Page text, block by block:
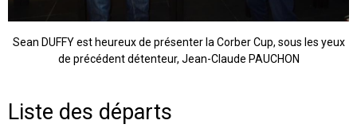
Sean DUFFY est heureux de présenter la Corber Cup, sous les yeux
de précédent détenteur, Jean-Claude PAUCHON
Liste des départs